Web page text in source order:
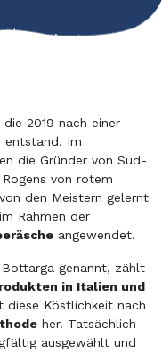
2019 nach einer
entstand. Im
die Gründer von Sud-
von rotem
den Meistern gelernt
Rahmen der
angewendet.
Bottarga genannt, zählt
in Italien und
diese Köstlichkeit nach
her. Tatsächlich
ausgewählt und